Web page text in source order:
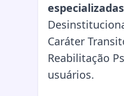
Caráter
Reabilitação
usuários.